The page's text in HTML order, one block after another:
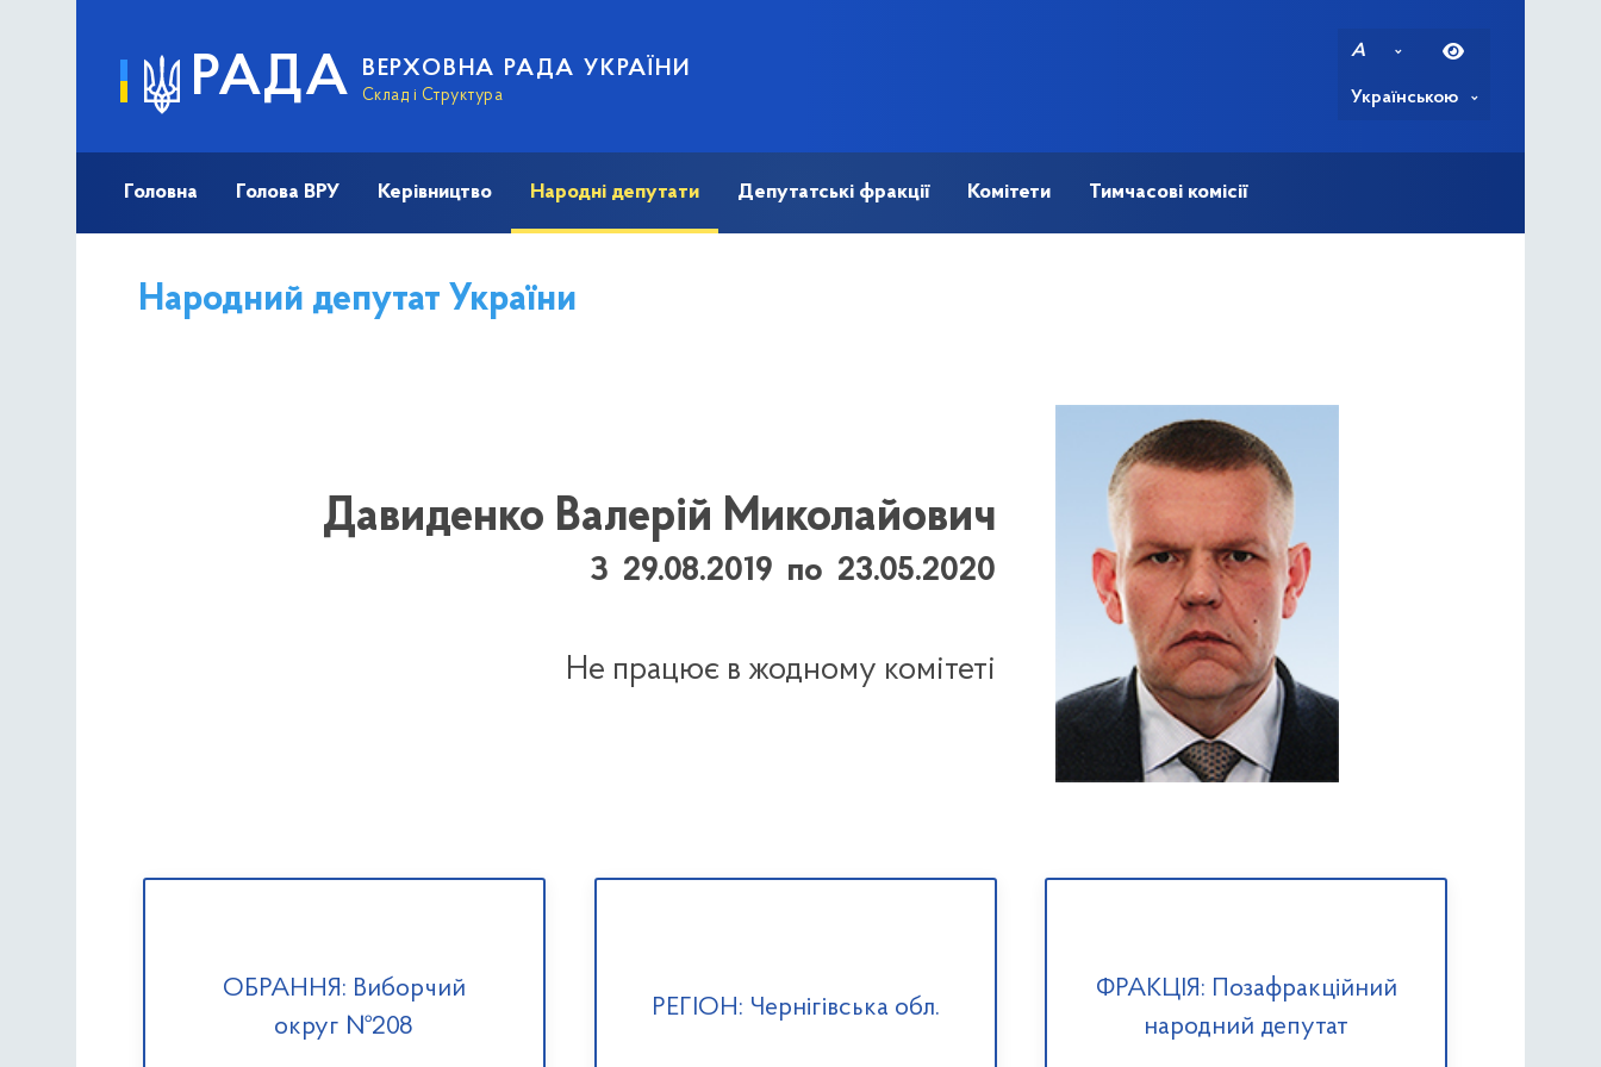
РАДА ВЕРХОВНА РАДА УКРАЇНИ
Склад і Структура
A
Українською
Головна Голова ВРУ Керівництво Народні депутати Депутатські фракції Комітети Тимчасові комісії
Народний депутат України
Давиденко Валерій Миколайович
З 29.08.2019 по 23.05.2020
Не працює в жодному комітеті
ОБРАННЯ: Виборчий
округ №208
РЕГІОН: Чернігівська обл.
ФРАКЦІЯ: Позафракційний
народний депутат